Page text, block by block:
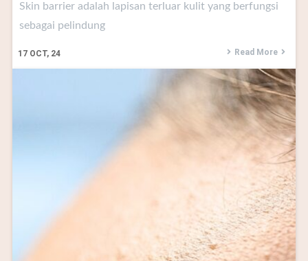
17 OCT, 24
Skin barrier adalah lapisan terluar kulit yang berfungsi
sebagai pelindung
Read More